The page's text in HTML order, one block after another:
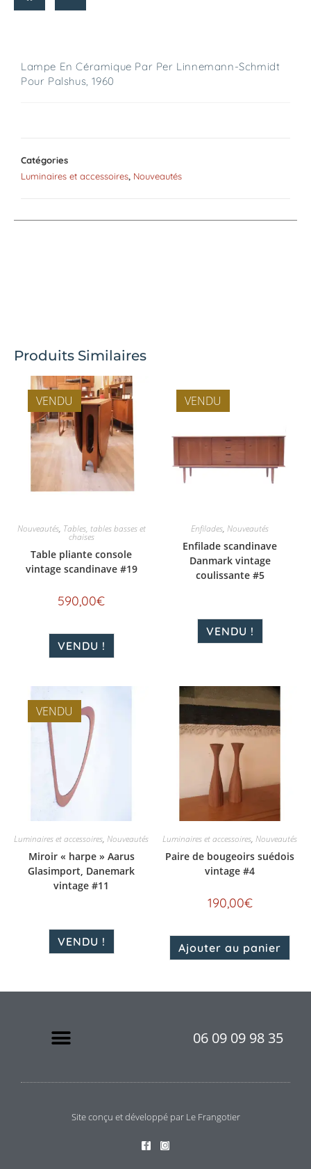
Produits Similaires
VENDU
Nouveautés, Tables, tables basses et
chaises
Table pliante console
vintage scandinave #19
590,00€
VENDU !
VENDU
Enfilades, Nouveautés
Enfilade scandinave
Danmark vintage
coulissante #5
VENDU !
VENDU
Luminaires et accessoires, Nouveautés
Miroir « harpe » Aarus
Glasimport, Danemark
vintage #11
VENDU !
Luminaires et accessoires, Nouveautés
Paire de bougeoirs suédois
vintage #4
190,00€
Ajouter au panier
Lampe En Céramique Par Per Linnemann-Schmidt
Pour Palshus, 1960
Catégories
Luminaires et accessoires, Nouveautés
06 09 09 98 35
Site conçu et développé par Le Frangotier